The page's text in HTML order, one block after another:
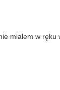
miałem w ręku